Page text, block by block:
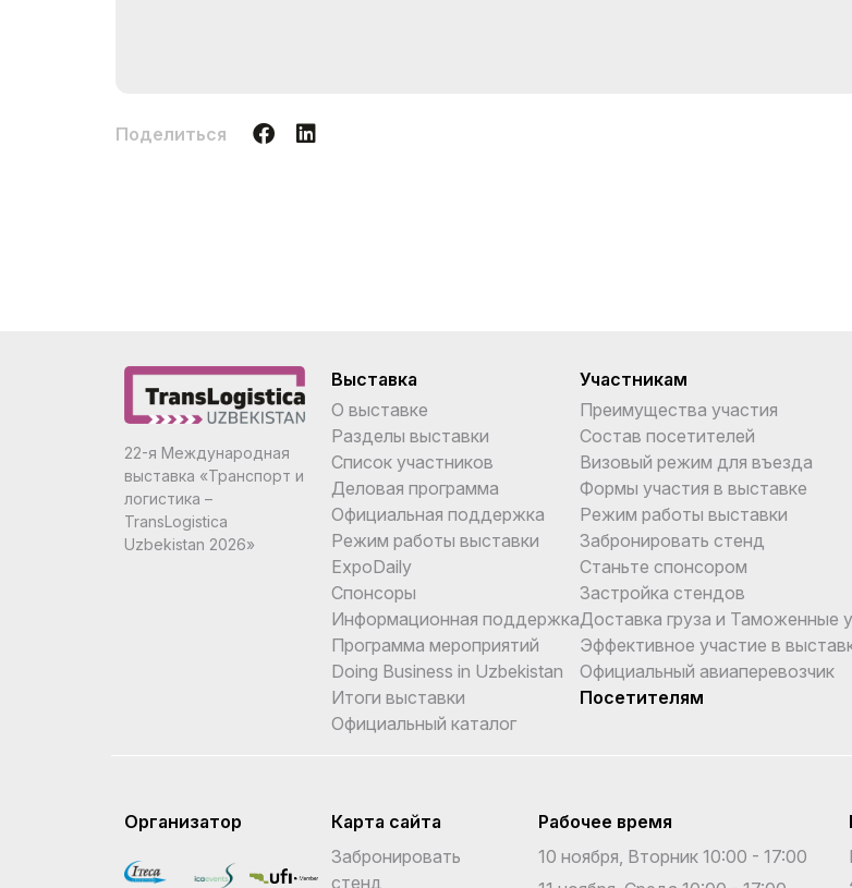
Поделиться
22-я Международная
выставка «Транспорт и
логистика –
TransLogistica
Uzbekistan 2026»
Выставка
О выставке
Разделы выставки
Список участников
Деловая программа
Официальная поддержка
Режим работы выставки
ExpoDaily
Спонсоры
Информационная поддержка
Программа мероприятий
Doing Business in Uzbekistan
Итоги выставки
Официальный каталог
Участникам
Преимущества участия
Состав посетителей
Визовый режим для въезда
Формы участия в выставке
Режим работы выставки
Забронировать стенд
Станьте спонсором
Застройка стендов
Доставка груза и Таможенные
Эффективное участие в
Официальный авиаперевозчик
Посетителям
Организатор
Карта сайта
Забронировать
стенд
Рабочее время
10 ноября, Вторник 10:00 - 17:00